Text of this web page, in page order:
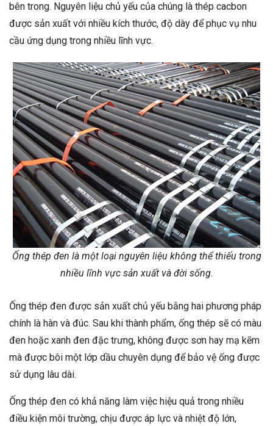
bên trong. Nguyên liệu chủ yếu của chúng là thép cacbon
được sản xuất với nhiều kích thước, độ dày để phục vụ nhu
cầu ứng dụng trong nhiều lĩnh vực.
Ống thép đen là một loại nguyên liệu không thể thiếu trong
nhiều lĩnh vực sản xuất và đời sống.
Ống thép đen được sản xuất chủ yếu bằng hai phương pháp
chính là hàn và đúc. Sau khi thành phẩm, ống thép sẽ có màu
đen hoặc xanh đen đặc trưng, không được sơn hay mạ kẽm
mà được bôi một lớp dầu chuyên dụng để bảo vệ ống được
sử dụng lâu dài.
Ống thép đen có khả năng làm việc hiệu quả trong nhiều
điều kiện môi trường, chịu được áp lực và nhiệt độ lớn,